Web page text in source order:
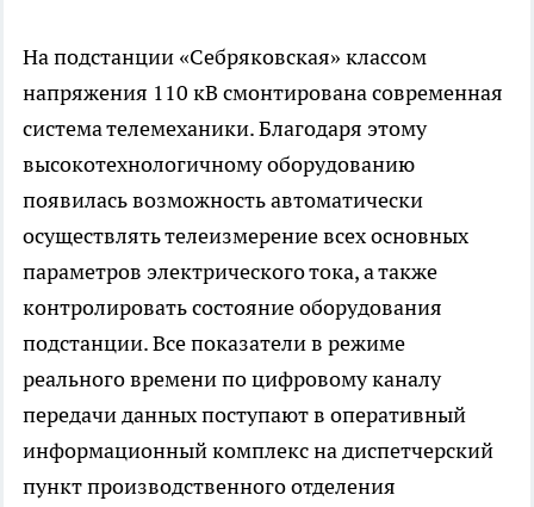
На подстанции «Себряковская» классом
напряжения 110 кВ смонтирована современная
система телемеханики. Благодаря этому
высокотехнологичному оборудованию
появилась возможность автоматически
осуществлять телеизмерение всех основных
параметров электрического тока, а также
контролировать состояние оборудования
подстанции. Все показатели в режиме
реального времени по цифровому каналу
передачи данных поступают в оперативный
информационный комплекс на диспетчерский
пункт производственного отделения